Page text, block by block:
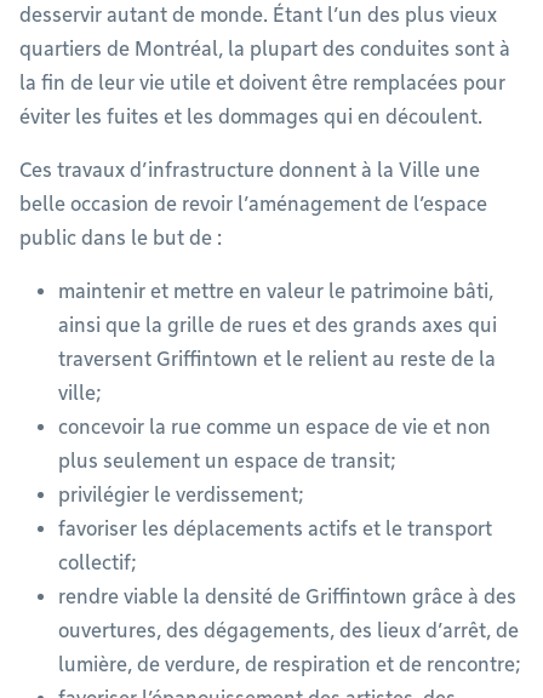
desservir autant de monde. Étant l’un des plus vieux
quartiers de Montréal, la plupart des conduites sont à
la fin de leur vie utile et doivent être remplacées pour
éviter les fuites et les dommages qui en découlent.
Ces travaux d’infrastructure donnent à la Ville une
belle occasion de revoir l’aménagement de l’espace
public dans le but de :
maintenir et mettre en valeur le patrimoine bâti,
ainsi que la grille de rues et des grands axes qui
traversent Griffintown et le relient au reste de la
ville;
concevoir la rue comme un espace de vie et non
plus seulement un espace de transit;
privilégier le verdissement;
favoriser les déplacements actifs et le transport
collectif;
rendre viable la densité de Griffintown grâce à des
ouvertures, des dégagements, des lieux d’arrêt, de
lumière, de verdure, de respiration et de rencontre;